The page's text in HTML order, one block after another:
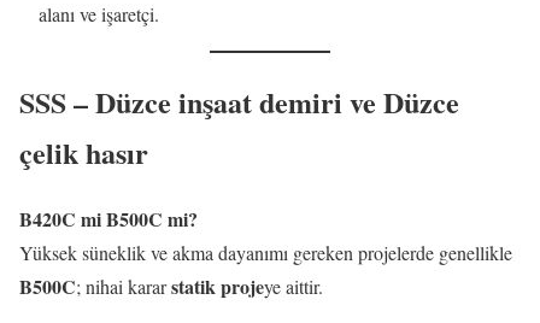
alanı ve işaretçi.
SSS – Düzce inşaat demiri ve Düzce
çelik hasır
B420C mi B500C mi?
Yüksek süneklik ve akma dayanımı gereken projelerde genellikle
B500C; nihai kararstatik projeye aittir.